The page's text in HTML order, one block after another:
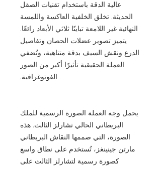
عالية الدقة باستخدام تقنيات الصقل
الحديثة. تخلق الخلفية العاكسة واللمسة
النهائية غير اللامعة تباينًا ثلاثي الأبعاد رائعًا.
يتميز تصوير عضلات الحصان وتفاصيل
الدرع ونقش السيف بدقة متناهية، وتُضفي
العملة الحقيقية تأثيرًا أكبر من الصور
الفوتوغرافية.
يحمل وجه العملة الصورة الرسمية للملك
البريطاني الحالي تشارلز الثالث. هذه
الصورة، التي صممها النقاش البريطاني
مارتن جينينغز، تُستخدم على نطاق واسع
كصورة رسمية لتشارلز الثالث على